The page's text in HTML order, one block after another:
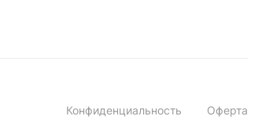
Конфиденциальность Оферта